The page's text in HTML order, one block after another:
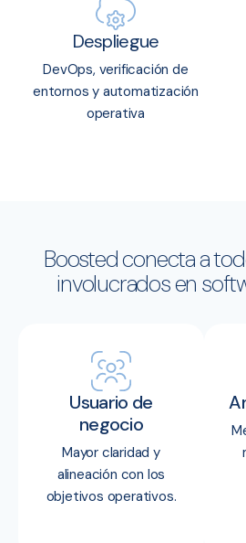
Despliegue
DevOps, verificación de
entornos y automatización
operativa
Boosted conecta a
involucrados en
Usuario de
negocio
Mayor claridad y
alineación con los
objetivos operativos.